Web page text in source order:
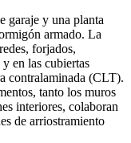
garaje y una planta
armado. La
forjados,
en las cubiertas
contralaminada (CLT).
tanto los muros
interiores, colaboran
de arriostramiento